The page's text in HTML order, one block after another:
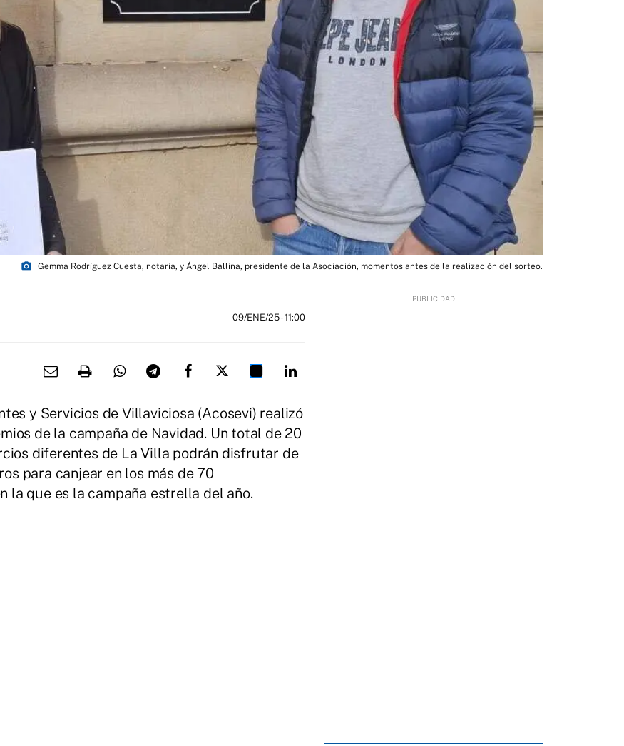
photo_camera Gemma Rodríguez Cuesta, notaria, y Ángel Ballina, presidente de la Asociación, momentos antes de la realización del sorteo.
09/ENE/25- 11:00
y Servicios de Villaviciosa (Acosevi) realizó
de la campaña de Navidad. Un total de 20
diferentes de La Villa podrán disfrutar de
para canjear en los más de 70
la que es la campaña estrella del año.